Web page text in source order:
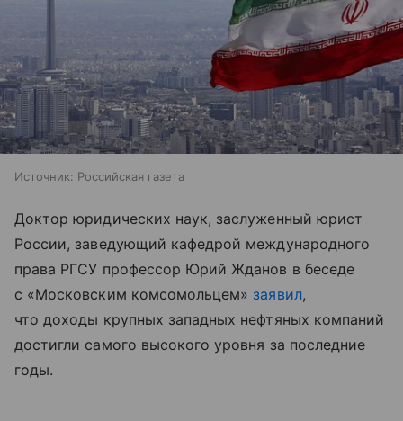
Источник: Российская газета
Доктор юридических наук, заслуженный юрист
России, заведующий кафедрой международного
права РГСУ профессор Юрий Жданов в беседе
с «Московским комсомольцем» заявил,
что доходы крупных западных нефтяных компаний
достигли самого высокого уровня за последние
годы.